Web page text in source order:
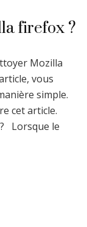
firefox ?
Mozilla
vous
simple.
cet article.
Lorsque le